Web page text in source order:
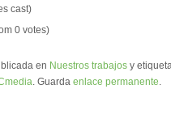
cast)
0 votes)
en Nuestros trabajos y
. Guarda enlace permanente.